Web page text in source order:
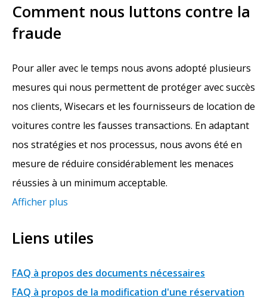
Comment nous luttons contre la
fraude
Pour aller avec le temps nous avons adopté plusieurs
mesures qui nous permettent de protéger avec succès
nos clients, Wisecars et les fournisseurs de location de
voitures contre les fausses transactions. En adaptant
nos stratégies et nos processus, nous avons été en
mesure de réduire considérablement les menaces
réussies à un minimum acceptable.
Afficher plus
Liens utiles
FAQ à propos des documents nécessaires
FAQ à propos de la modification d'une réservation